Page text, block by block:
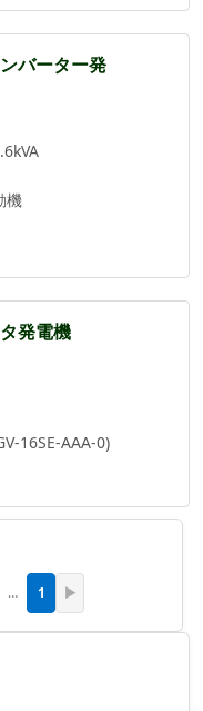
バーター発
機
発電機
16SE-AAA-0)
… 1 ▶